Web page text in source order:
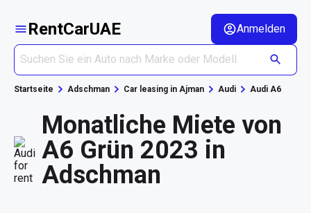
RentCarUAE Anmelden
Startseite Adschman Car leasing in Ajman Audi Audi A6
Monatliche Miete von
A6 Grün 2023 in
Adschman